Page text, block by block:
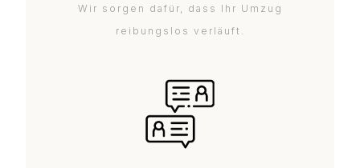
Wir sorgen dafür, dass Ihr Umzug
reibungslos verläuft.